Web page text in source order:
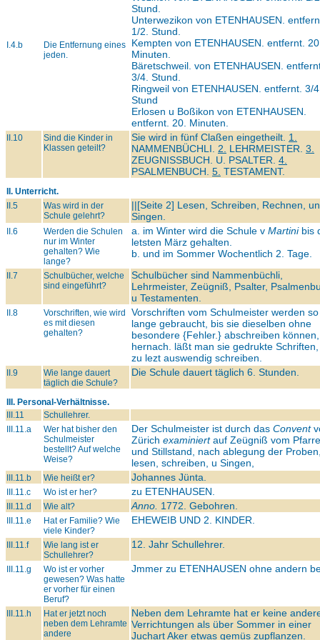
Stund.
Unterwezikon von ETENHAUSEN.
1/2. Stund.
Kempten von ETENHAUSEN. entfernt.
Minuten.
Bäretschweil. von ETENHAUSEN.
3/4. Stund.
Ringweil von ETENHAUSEN. entfernt. 3/
Stund
Erlosen u Boßikon von ETENHAUSEN.
entfernt. 20. Minuten.
I.4.b
Die Entfernung eines
jeden.
II.10
Sind die Kinder in
Klassen geteilt?
Sie wird in fünf Claßen eingetheilt. 1.
NAMMENBÜCHLI. 2. LEHRMEISTER. 3.
ZEUGNISSBUCH. U. PSALTER. 4.
PSALMENBUCH. 5. TESTAMENT.
II. Unterricht.
II.5
Was wird in der
Schule gelehrt?
||[Seite 2] Lesen, Schreiben, Rechnen,
Singen.
II.6
Werden die Schulen
nur im Winter
gehalten? Wie
lange?
a. im Winter wird die Schule v Martinibis
letsten März gehalten.
b. und im Sommer Wochentlich 2. Tage.
II.7
Schulbücher, welche
sind eingeführt?
Schulbücher sind Nammenbüchli,
Lehrmeister, Zeügniß, Psalter,
u Testamenten.
II.8
Vorschriften, wie wird
es mit diesen
gehalten?
Vorschriften vom Schulmeister werden so
lange gebraucht, bis sie dieselben ohne
besondere {Fehler.} abschreiben können,
hernach. läßt man sie gedrukte
zu lezt auswendig schreiben.
II.9
Wie lange dauert
täglich die Schule?
Die Schule dauert täglich 6. Stunden.
III. Personal-Verhältnisse.
III.11
Schullehrer.
III.11.a
Wer hat bisher den
Schulmeister
bestellt? Auf welche
Weise?
Der Schulmeister ist durch das Convent
Zürich examiniertauf Zeügniß vom
und Stillstand, nach ablegung der
lesen, schreiben, u Singen,
III.11.b Wie heißt er? Johannes Jünta.
III.11.c Wo ist er her? zu ETENHAUSEN.
III.11.d Wie alt? Anno. 1772. Gebohren.
III.11.e
Hat er Familie? Wie
viele Kinder?
EHEWEIB UND 2. KINDER.
III.11.f
Wie lang ist er
Schullehrer?
12. Jahr Schullehrer.
III.11.g
Wo ist er vorher
gewesen? Was hatte
er vorher für einen
Beruf?
Jmmer zu ETENHAUSEN ohne andern
III.11.h
Hat er jetzt noch
neben dem Lehramte
andere
Neben dem Lehramte hat er keine
Verrichtungen als über Sommer in einer
Juchart Aker etwas gemüs zupflanzen.